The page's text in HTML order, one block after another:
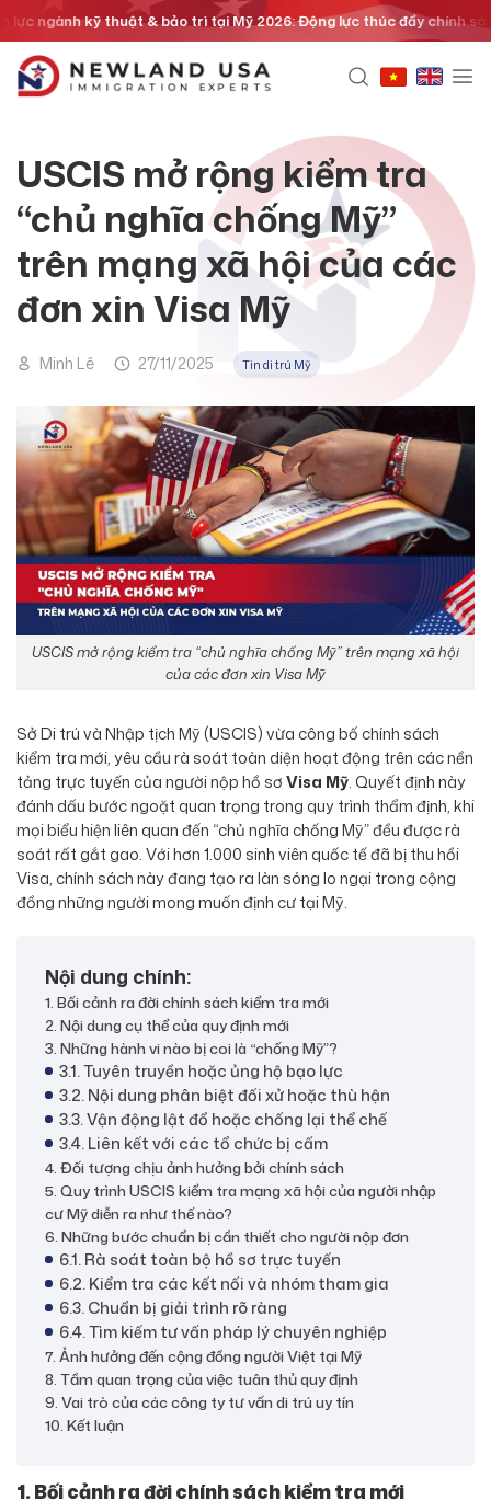
đến
dung
kỹ thuật & bảo trì tại Mỹ 2026: Động lực thúc đẩy chính sách Visa
USCIS mở rộng kiểm tra
“chủ nghĩa chống Mỹ”
trên mạng xã hội của các
đơn xin Visa Mỹ
Minh Lê 27/11/2025 Tin di trú Mỹ
USCIS mở rộng kiểm tra “chủ nghĩa chống Mỹ” trên mạng xã hội
của các đơn xin Visa Mỹ
Sở Di trú và Nhập tịch Mỹ (USCIS) vừa công bố chính sách
kiểm tra mới, yêu cầu rà soát toàn diện hoạt động trên các nền
tảng trực tuyến của người nộp hồ sơVisa Mỹ. Quyết định này
đánh dấu bước ngoặt quan trọng trong quy trình thẩm định, khi
mọi biểu hiện liên quan đến “chủ nghĩa chống Mỹ” đều được rà
soát rất gắt gao. Với hơn 1.000 sinh viên quốc tế đã bị thu hồi
Visa, chính sách này đang tạo ra làn sóng lo ngại trong cộng
đồng những người mong muốn định cư tại Mỹ.
Nội dung chính:
1. Bối cảnh ra đời chính sách kiểm tra mới
2. Nội dung cụ thể của quy định mới
3. Những hành vi nào bị coi là “chống Mỹ”?
3.1. Tuyên truyền hoặc ủng hộ bạo lực
3.2. Nội dung phân biệt đối xử hoặc thù hận
3.3. Vận động lật đổ hoặc chống lại thể chế
3.4. Liên kết với các tổ chức bị cấm
4. Đối tượng chịu ảnh hưởng bởi chính sách
5. Quy trình USCIS kiểm tra mạng xã hội của người nhập
cư Mỹ diễn ra như thế nào?
6. Những bước chuẩn bị cần thiết cho người nộp đơn
6.1. Rà soát toàn bộ hồ sơ trực tuyến
6.2. Kiểm tra các kết nối và nhóm tham gia
6.3. Chuẩn bị giải trình rõ ràng
6.4. Tìm kiếm tư vấn pháp lý chuyên nghiệp
7. Ảnh hưởng đến cộng đồng người Việt tại Mỹ
8. Tầm quan trọng của việc tuân thủ quy định
9. Vai trò của các công ty tư vấn di trú uy tín
10. Kết luận
1. Bối cảnh ra đời chính sách kiểm tra mới